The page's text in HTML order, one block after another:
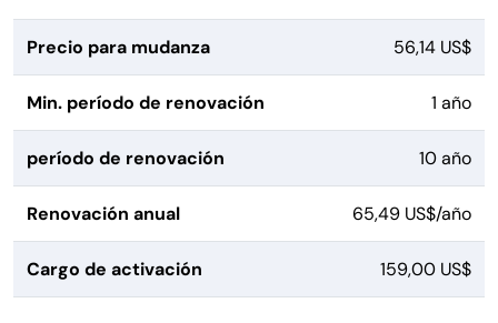
Precio para mudanza 56,14 US$
Min. período de renovación 1 año
período de renovación 10 año
Renovación anual 65,49 US$/año
Cargo de activación 159,00 US$